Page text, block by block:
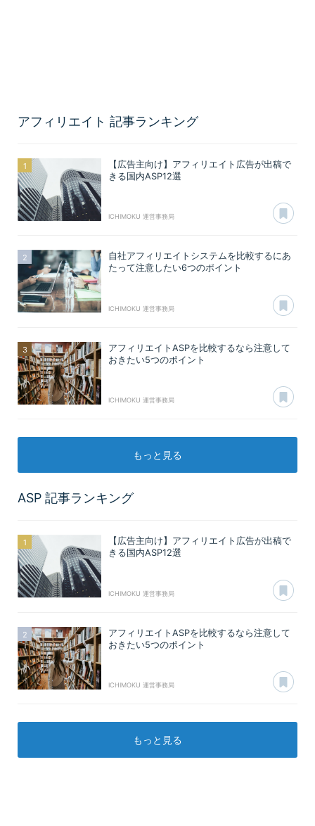
アフィリエイト 記事ランキング
【広告主向け】アフィリエイト広告が出稿で
きる国内ASP12選
ICHIMOKU 運営事務局
自社アフィリエイトシステムを比較するにあ
たって注意したい6つのポイント
ICHIMOKU 運営事務局
アフィリエイトASPを比較するなら注意して
おきたい5つのポイント
ICHIMOKU 運営事務局
もっと見る
ASP 記事ランキング
【広告主向け】アフィリエイト広告が出稿で
きる国内ASP12選
ICHIMOKU 運営事務局
アフィリエイトASPを比較するなら注意して
おきたい5つのポイント
ICHIMOKU 運営事務局
もっと見る